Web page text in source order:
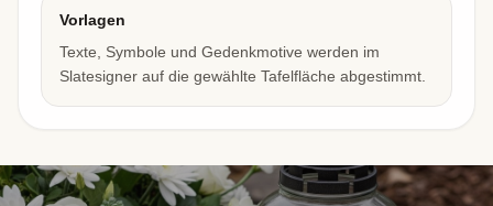
Vorlagen
Texte, Symbole und Gedenkmotive werden im
Slatesigner auf die gewählte Tafelfläche abgestimmt.